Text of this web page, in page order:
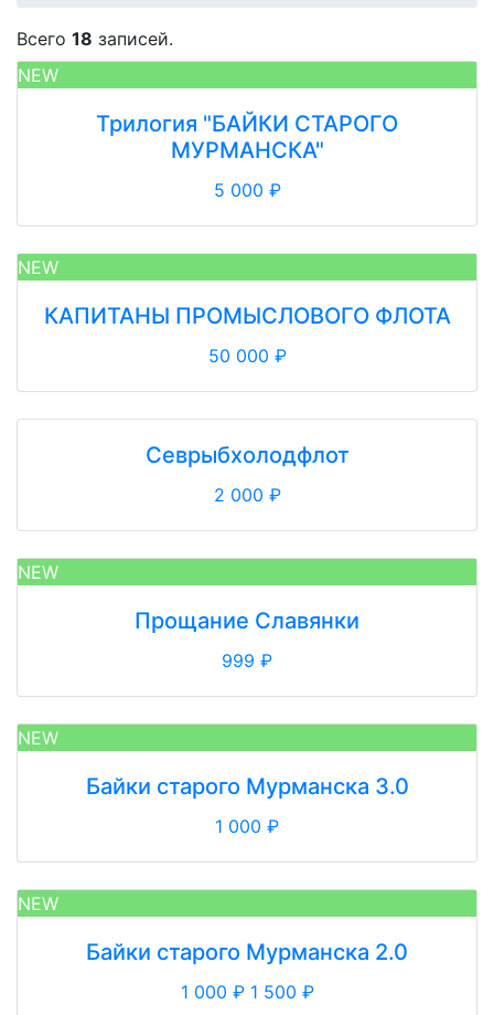
Всего 18 записей.
NEW
Трилогия "БАЙКИ СТАРОГО
МУРМАНСКА"
5 000 ₽
NEW
КАПИТАНЫ ПРОМЫСЛОВОГО ФЛОТА
50 000 ₽
Севрыбхолодфлот
2 000 ₽
NEW
Прощание Славянки
999 ₽
NEW
Байки старого Мурманска 3.0
1 000 ₽
NEW
Байки старого Мурманска 2.0
1 000 ₽ 1 500 ₽